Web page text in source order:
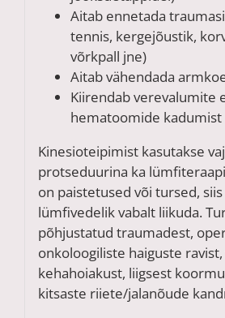
Aitab ennetada
tennis, kergejõustik,
võrkpall jne)
Aitab vähendada
Kiirendab verevalumite
hematoomide kadumist
Kinesioteipimist kasutakse
protseduurina ka
on paistetused või tursed, siis
lümfivedelik vabalt liikuda.
põhjustatud traumadest,
onkoloogiliste haiguste
kehahoiakust, liigsest
kitsaste riiete/jalanõude